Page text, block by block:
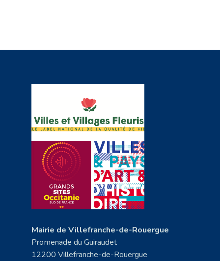
Mairie de Villefranche-de-Rouergue
Promenade du Guiraudet
12200 Villefranche-de-Rouergue